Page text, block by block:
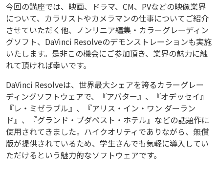
今回の講座では、映画、ドラマ、CM、PVなどの映像業界
について、カラリストやカメラマンの仕事についてご紹介
させていただく他、ノンリニア編集・カラーグレーディン
グソフト、DaVinci Resolveのデモンストレーションも実施
いたします。是非この機会にご参加頂き、業界の魅力に触
れて頂ければ幸いです。
DaVinci Resolveは、世界最大シェアを誇るカラーグレー
ディングソフトウェアで、『アバター』、『オデッセイ』
『レ・ミゼラブル』、『アリス・イン・ワン ダーラン
ド』、『グランド・ブダペスト・ホテル』などの話題作に
使用されてきました。ハイクオリティでありながら、無償
版が提供されているため、学生さんでも気軽に導入してい
ただけるという魅力的なソフトウェアです。